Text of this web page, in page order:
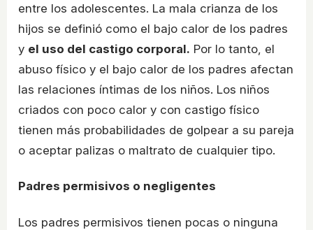
entre los adolescentes. La mala crianza de los
hijos se definió como el bajo calor de los padres
y el uso del castigo corporal. Por lo tanto, el
abuso físico y el bajo calor de los padres afectan
las relaciones íntimas de los niños. Los niños
criados con poco calor y con castigo físico
tienen más probabilidades de golpear a su pareja
o aceptar palizas o maltrato de cualquier tipo.
Padres permisivos o negligentes
Los padres permisivos tienen pocas o ninguna